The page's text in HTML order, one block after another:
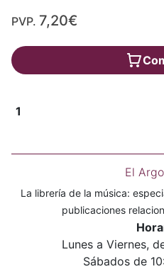
PVP. 7,20€
1
El
La librería de la música:
publicaciones
Lunes a Viernes,
Sábados de